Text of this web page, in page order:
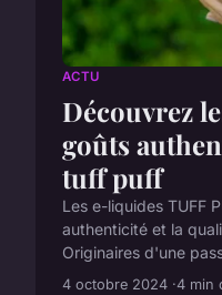
ACTU
Découvrez
goûts
tuff puff
Les e-liquides TUFF
authenticité et la
Originaires d'une
4 octobre 2024 4 min